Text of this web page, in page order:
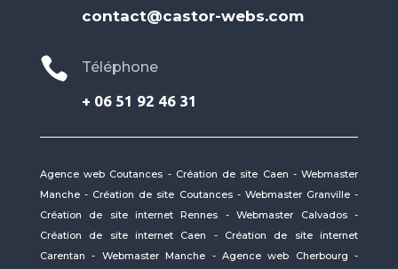
contact@castor-webs.com

Téléphone
+ 06 51 92 46 31
Agence web Coutances - Création de site Caen -Webmaster
Manche- Création de site Coutances- Webmaster Granville -
Création de site internet Rennes -Webmaster Calvados-
Création de site internet Caen - Création de site internet
Carentan - Webmaster Manche - Agence web Cherbourg -